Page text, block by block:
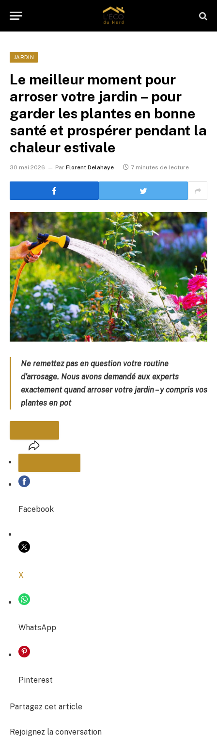
JARDIN
Le meilleur moment pour
arroser votre jardin – pour
garder les plantes en bonne
santé et prospérer pendant la
chaleur estivale
30 mai 2026 Par Florent Delahaye 7 minutes de lecture
Ne remettez pas en question votre routine
d’arrosage. Nous avons demandé aux experts
exactement quand arroser votre jardin – y compris vos
plantes en pot
PARTAGER
COPIER LE LIEN
Facebook
X
WhatsApp
Pinterest
Partagez cet article
Rejoignez la conversation